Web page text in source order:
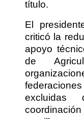
título.
El
criticó la
apoyo
de